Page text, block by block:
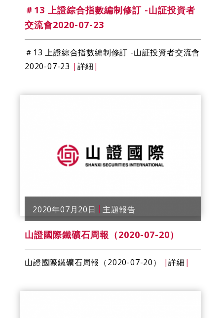
＃13 上證綜合指數編制修訂 -山証投資者
交流會2020-07-23
＃13 上證綜合指數編制修訂 -山証投資者交流會
2020-07-23 | 詳細 |
2020年07月20日 主題報告
山證國際鐵礦石​​周報（2020-07-20）
山證國際鐵礦石​​周報（2020-07-20） |詳細 |